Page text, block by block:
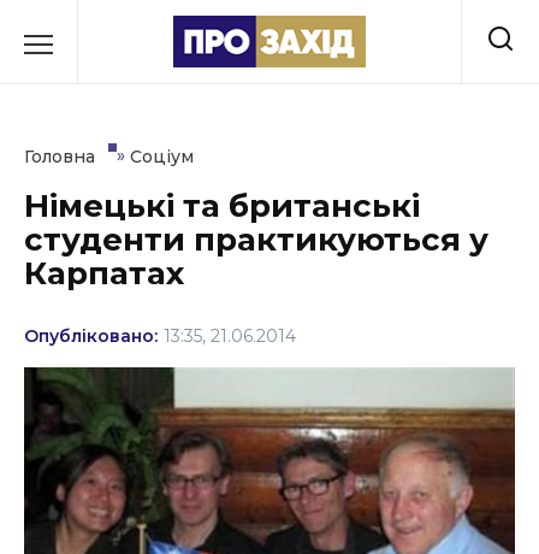
до
Культура
Освіта
Події
Політика
Соціум
Спорт
Головна » Соціум
Німецькі та британські
студенти практикуються у
Карпатах
Опубліковано: 13:35, 21.06.2014